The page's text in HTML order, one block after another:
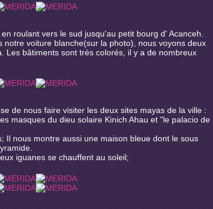
roulant vers le sud jusqu'au petit bourg d' Acanceh.
notre voiture blanche(sur la photo), nous voyons deux
Les bâtiments sont très colorés, il y a de nombreux
de nous faire visiter les deux sites mayas de la ville :
masques du dieu solaire Kinich Ahau et "le palacio de
Il nous montre aussi une maison bleue dont le sous
iguanes se chauffent au soleil;